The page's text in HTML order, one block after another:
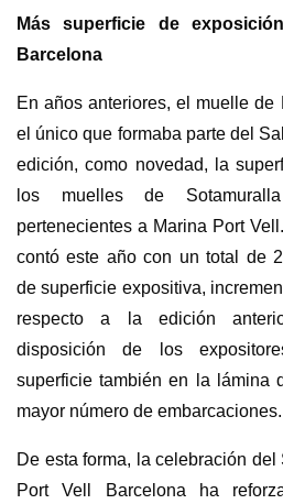
Más superficie de
Barcelona
En años anteriores, el muelle
el único que formaba parte del
edición, como novedad, la
los muelles de
pertenecientes a Marina Port
contó este año con un total de
de superficie expositiva,
respecto a la edición
disposición de los
superficie también en la lámina
mayor número de embarcaciones.
De esta forma, la celebración
Port Vell Barcelona ha